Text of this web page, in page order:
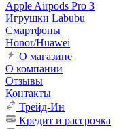
Apple Airpods Pro 3
Игрушки Labubu
Смартфоны
Honor/Huawei
О магазине
О компании
Отзывы
Контакты
Трейд-Ин
Кредит и рассрочка